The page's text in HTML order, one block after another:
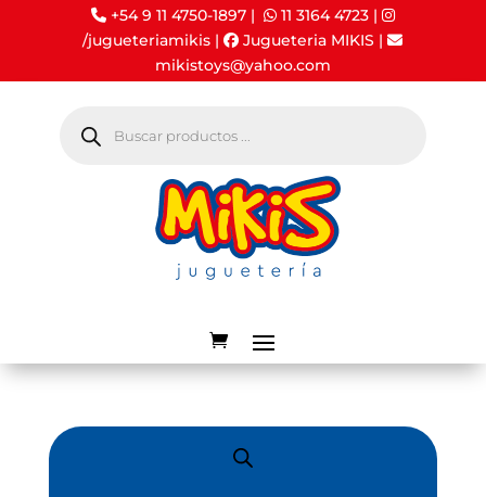
+54 9 11 4750-1897 | 11 3164 4723|
/jugueteriamikis | Jugueteria MIKIS |
mikistoys@yahoo.com
productos